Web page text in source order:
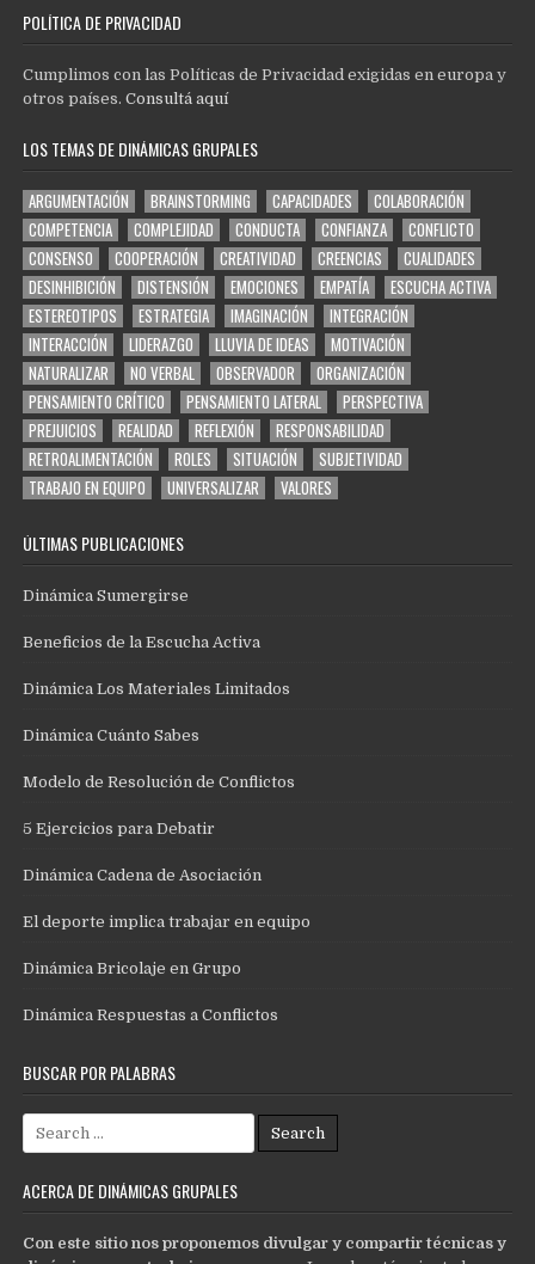
POLÍTICA DE PRIVACIDAD
Cumplimos con las Políticas de Privacidad exigidas en europa y
otros países.Consultá aquí
LOS TEMAS DE DINÁMICAS GRUPALES
ARGUMENTACIÓN BRAINSTORMING CAPACIDADES
COLABORACIÓN
COMPETENCIA
COMPLEJIDAD CONDUCTA CONFIANZA
CONFLICTO
CONSENSO
COOPERACIÓN CREATIVIDAD CREENCIAS
CUALIDADES
DESINHIBICIÓN
DISTENSIÓN EMOCIONES EMPATÍA
ESCUCHA ACTIVA
ESTEREOTIPOS
ESTRATEGIA IMAGINACIÓN
INTEGRACIÓN
INTERACCIÓN
LIDERAZGO LLUVIA DE IDEAS
MOTIVACIÓN
NATURALIZAR
NO VERBAL OBSERVADOR
ORGANIZACIÓN
PENSAMIENTO CRÍTICO
PENSAMIENTO LATERAL
PERSPECTIVA
PREJUICIOS
REALIDAD REFLEXIÓN
RESPONSABILIDAD
RETROALIMENTACIÓN
ROLES SITUACIÓN
SUBJETIVIDAD
TRABAJO EN EQUIPO
UNIVERSALIZAR VALORES
ÚLTIMAS PUBLICACIONES
Dinámica Sumergirse
Beneficios de la Escucha Activa
Dinámica Los Materiales Limitados
Dinámica Cuánto Sabes
Modelo de Resolución de Conflictos
5 Ejercicios para Debatir
Dinámica Cadena de Asociación
El deporte implica trabajar en equipo
Dinámica Bricolaje en Grupo
Dinámica Respuestas a Conflictos
BUSCAR POR PALABRAS
Search
for:
ACERCA DE DINÁMICAS GRUPALES
Con este sitio nos proponemos divulgar y compartir técnicas y